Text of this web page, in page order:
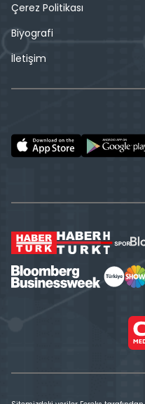
Çerez Politikası
Biyografi
İletişim